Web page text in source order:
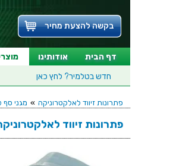
בקשה להצעת מחיר
דף הבית אודותינו
חדש בטלמיר? לחץ כאן
פתרונות זיווד לאלקטרוניקה » מגני סף
פתרונות זיווד